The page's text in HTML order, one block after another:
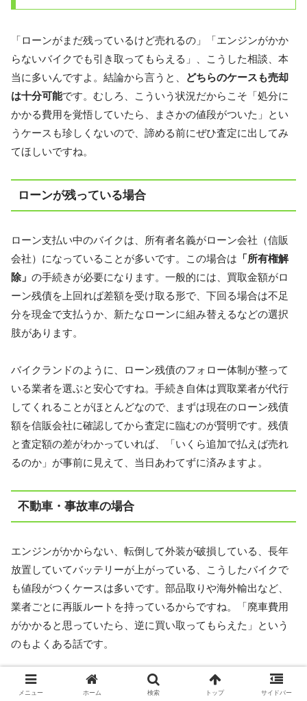
「ローンがまだ残っているけど売れるの」「エンジンがかか
らないバイクでも引き取ってもらえる」、こうした相談、本
当に多いんですよ。結論から言うと、
どちらのケースも売却
は十分可能です。むしろ、こういう状況だからこそ「処分に
かかる費用を覚悟していたら、まさかの値段がついた」とい
うケースも珍しくないので、諦める前にぜひ査定に出してみ
てほしいですね。
ローンが残っている場合
ローン支払い中のバイクは、所有者名義がローン会社（信販
会社）になっていることが多いです。この場合は 「所有権解
除」 の手続きが必要になります。一般的には、買取金額がロ
ーン残債を上回れば差額を受け取る形で、下回る場合は不足
分を現金で支払うか、新たなローンに組み替えるなどの選択
肢があります。
バイクランドのように、ローン残債のフォロー体制が整って
いる業者を選ぶと安心ですね。手続き自体は買取業者が代行
してくれることがほとんどなので、まずは現在のローン残債
額を信販会社に確認してから査定に臨むのが賢明です。残債
と査定額の差がわかっていれば、「いくら追加で払えば売れ
るのか」が事前に見えて、当日あわてずに済みますよ。
不動車・事故車の場合
エンジンがかからない、転倒して外装が破損している、長年
放置していてバッテリーが上がっている、こうしたバイクで
も値段がつくケースは多いです。部品取りや海外輸出など、
業者ごとに再販ルートを持っているからですね。「廃車費用
がかかると思っていたら、逆に買い取ってもらえた」という
のもよくある話です。
とくに人気車種であれば、フレームやエンジン、外装パーツ
メニュー ホーム 検索 トップ サイドバー